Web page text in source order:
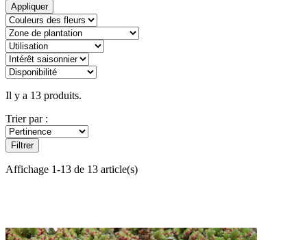
Appliquer
Il y a 13 produits.
Trier par :
Filtrer
Affichage 1-13 de 13 article(s)